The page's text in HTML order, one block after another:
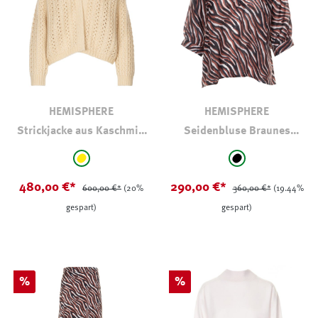
HEMISPHERE
Strickjacke aus Kaschmir-
auswählen
gelb
480,00 €* 600,00 €* (20%
gespart)
HEMISPHERE
Seidenbluse Braunes
auswählen
schwarz -
290,00 €* 360,00 €* (19.44%
gespart)
Rabatt
% Rabatt
%